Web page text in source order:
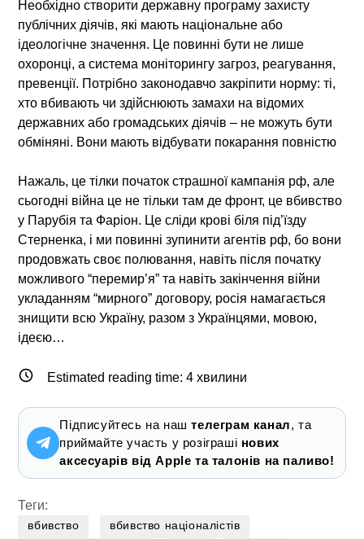
Необхідно створити державну програму захисту
публічних діячів, які мають національне або
ідеологічне значення. Це повинні бути не лише
охоронці, а система моніторингу загроз, реагування,
превенції. Потрібно законодавчо закріпити норму: ті,
хто вбивають чи здійснюють замахи на відомих
державних або громадських діячів – не можуть бути
обміняні. Вони мають відбувати покарання повністю
Нажаль, це тілки початок страшної кампанія рф, але
сьогодні війна це не тільки там де фронт, це вбивство
у Парубія та Фаріон. Це сліди крові біля під’їзду
Стерненка, і ми повинні зупинити агентів рф, бо вони
продовжать своє полювання, навіть після початку
можливого “перемирʼя” та навіть закінчення війни
укладанням “мирного” договору, росія намагається
знищити всю Україну, разом з Українцями, мовою,
ідеєю…
Estimated reading time:4 хвилини
Підписуйтесь на наштелеграм канал, та
приймайте участь у розіграші нових
аксесуарів від Apple та талонів на паливо!
Теги:
вбивство
вбивство націоналістів